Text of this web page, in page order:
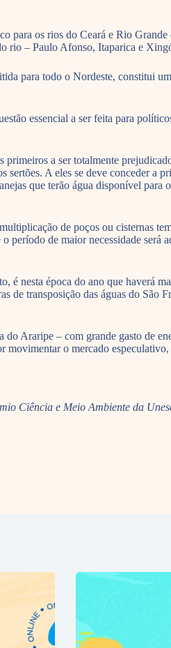
para os rios do Ceará e Rio
rio – Paulo Afonso, Itaparica e
para todo o Nordeste, constitui
essencial a ser feita para
a ser totalmente
A eles se deve conceder a
que terão água disponível para
de poços ou cisternas
de maior necessidade será
nesta época do ano que haverá
transposição das águas do São
Araripe – com grande gasto de
movimentar o mercado
Ciência e Meio Ambiente da